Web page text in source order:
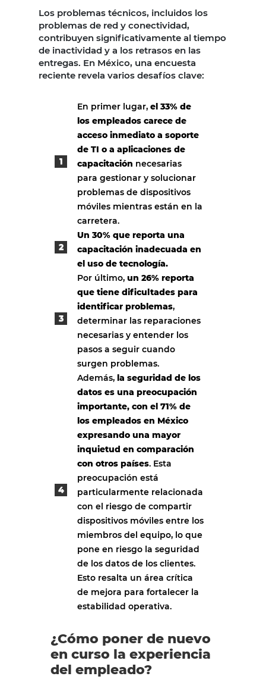
Los problemas técnicos, incluidos los
problemas de red y conectividad,
contribuyen significativamente al tiempo
de inactividad y a los retrasos en las
entregas. En México, una encuesta
reciente revela varios desafíos clave:
En primer lugar, el 33% de
los empleados carece de
acceso inmediato a soporte
de TI o a aplicaciones de
capacitación necesarias
para gestionar y solucionar
problemas de dispositivos
móviles mientras están en la
carretera.
Un 30% que reporta una
capacitación inadecuada en
el uso de tecnología.
Por último, un 26% reporta
que tiene dificultades para
identificar problemas,
determinar las reparaciones
necesarias y entender los
pasos a seguir cuando
surgen problemas.
Además, la seguridad de los
datos es una preocupación
importante, con el 71% de
los empleados en México
expresando una mayor
inquietud en comparación
con otros países. Esta
preocupación está
particularmente relacionada
con el riesgo de compartir
dispositivos móviles entre los
miembros del equipo, lo que
pone en riesgo la seguridad
de los datos de los clientes.
Esto resalta un área crítica
de mejora para fortalecer la
estabilidad operativa.
¿Cómo poner de nuevo
en curso la experiencia
del empleado?